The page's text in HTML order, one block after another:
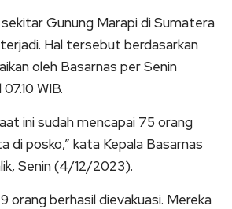
Gunung Marapi di Sumatera
Hal tersebut berdasarkan
oleh Basarnas per Senin
WIB.
ini sudah mencapai 75 orang
di posko,” kata Kepala Basarnas
Senin (4/12/2023).
orang berhasil dievakuasi. Mereka